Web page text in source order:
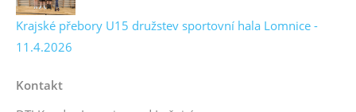
Krajské přebory U15 družstev sportovní hala Lomnice -
11.4.2026
Kontakt